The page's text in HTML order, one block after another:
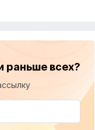
раньше всех?